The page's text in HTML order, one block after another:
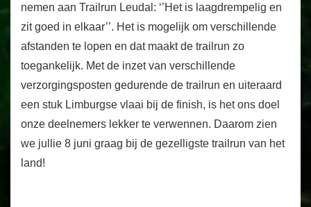
nemen aan Trailrun Leudal: ‘’Het is laagdrempelig en
zit goed in elkaar’’. Het is mogelijk om verschillende
afstanden te lopen en dat maakt de trailrun zo
toegankelijk. Met de inzet van verschillende
verzorgingsposten gedurende de trailrun en uiteraard
een stuk Limburgse vlaai bij de finish, is het ons doel
onze deelnemers lekker te verwennen. Daarom zien
we jullie 8 juni graag bij de gezelligste trailrun van het
land!